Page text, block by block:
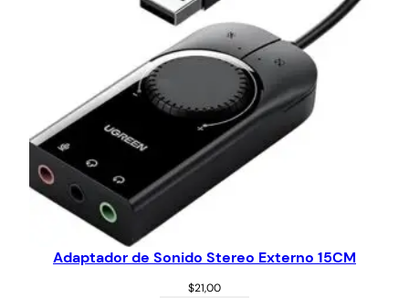
Adaptador de Sonido Stereo Externo 15CM
$21,00